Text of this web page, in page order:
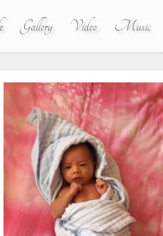
Gallery Video Music